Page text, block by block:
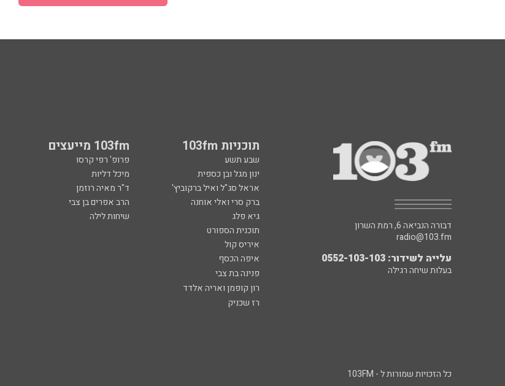
תוכניות 103fm 103fm מייעצים
שבע תשע פרופ' רפי קרסו
ינון מגל ובן כספית
מיכל דליות
אראל סג"ל ואיל ברקוביץ'
ד"ר מאיה רוזמן
ברק סרי ואלי אוחנה
הרב אפרים בן צבי
גיא פלג
שיחות לילה
תוכנית הספורט
איריס קול
איפה הכסף
פנינה בת צבי
רון קופמן ואריה אלדד
רז שכניק
דבורה הנביאה 6, רמת השרון
radio@103.fm
עלייה לשידור: 0552-103-103
בעלות שיחה רגילה
כל הזכויות שמורות ל - 103FM